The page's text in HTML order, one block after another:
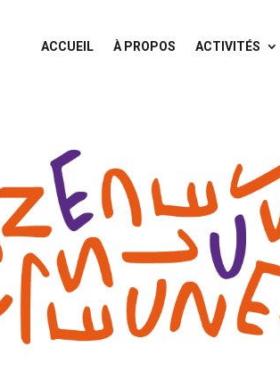
ACCUEIL À PROPOS ACTIVITÉS